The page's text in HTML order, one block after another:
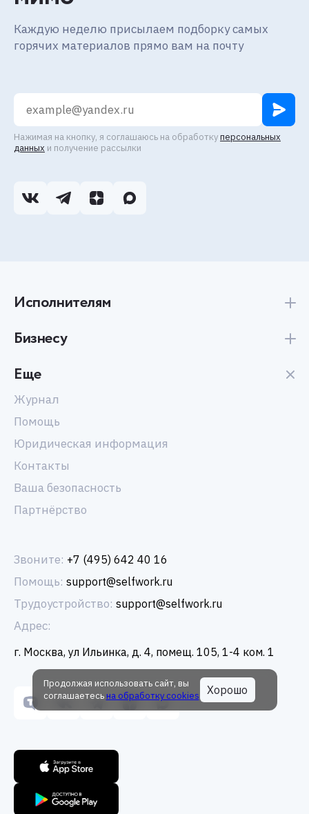
Каждую неделю присылаем подборку самых
горячих материалов прямо вам на почту
Нажимая на кнопку, я соглашаюсь на обработкуперсональных
данных и получение рассылки
Исполнителям
Бизнесу
Еще
Журнал
Помощь
Юридическая информация
Контакты
Ваша безопасность
Партнёрство
Звоните: +7 (495) 642 40 16
Помощь: support@selfwork.ru
Трудоустройство: support@selfwork.ru
Адрес:
г. Москва, ул Ильинка, д. 4, помещ. 105, 1-4 ком. 1
Продолжая использовать сайт, вы
соглашаетесь на обработку cookies Хорошо